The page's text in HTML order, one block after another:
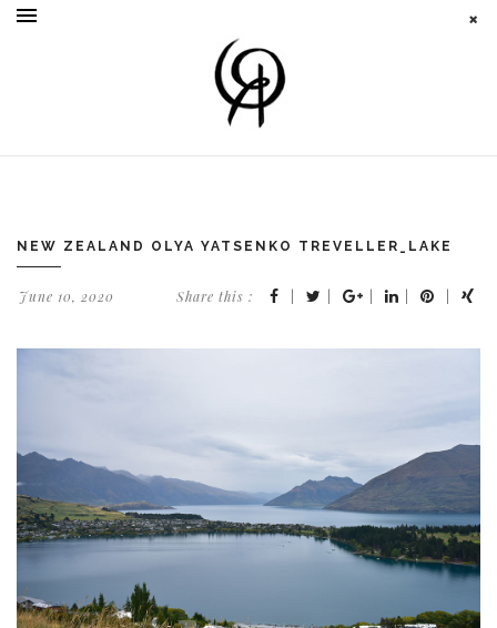
NEW ZEALAND OLYA YATSENKO TREVELLER_LAKE
June 10, 2020 Share this :